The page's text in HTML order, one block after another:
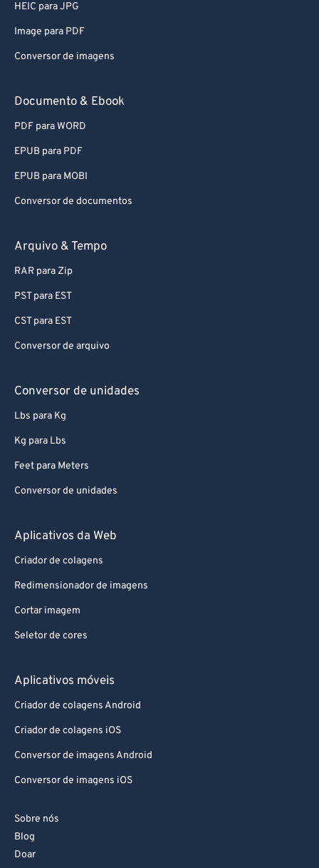
HEIC para JPG
Image para PDF
Conversor de imagens
Documento & Ebook
PDF para WORD
EPUB para PDF
EPUB para MOBI
Conversor de documentos
Arquivo & Tempo
RAR para Zip
PST para EST
CST para EST
Conversor de arquivo
Conversor de unidades
Lbs para Kg
Kg para Lbs
Feet para Meters
Conversor de unidades
Aplicativos da Web
Criador de colagens
Redimensionador de imagens
Cortar imagem
Seletor de cores
Aplicativos móveis
Criador de colagens Android
Criador de colagens iOS
Conversor de imagens Android
Conversor de imagens iOS
Sobre nós
Blog
Doar